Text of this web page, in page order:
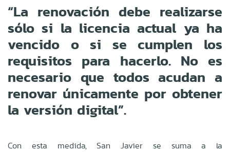
“La renovación debe realizarse
sólo si la licencia actual ya ha
vencido o si se cumplen los
requisitos para hacerlo. No es
necesario que todos acudan a
renovar únicamente por obtener
la versión digital”.
Con esta medida, San Javier se suma a la